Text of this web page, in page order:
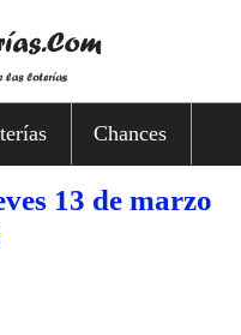
Chances
13 de marzo